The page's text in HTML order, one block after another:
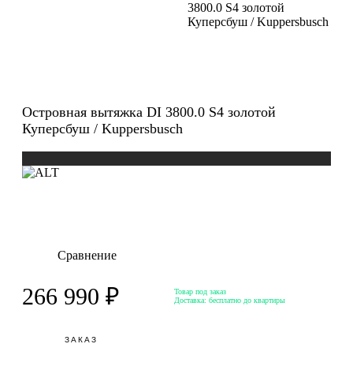
3800.0 S4 золотой
Куперсбуш / Kuppersbusch
Островная вытяжка DI 3800.0 S4 золотой
Куперсбуш / Kuppersbusch
Сравнение
266 990 ₽
Товар под заказ
Доставка: бесплатно до квартиры
ЗАКАЗ